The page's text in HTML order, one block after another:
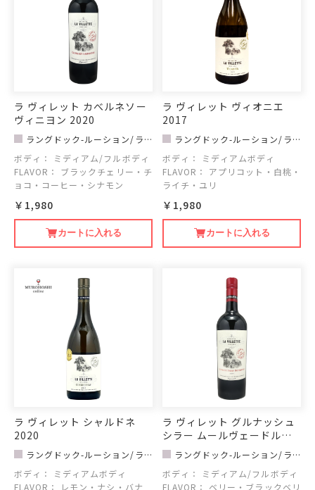
ラ ヴィレット カべルネソー
ヴィニヨン 2020
ラングドック-ルーション/ラ
ヴィレット
ボディ：
ミディアム/フルボディ
FLAVOR：
ブラックチェリー・チ
ョコ・コーヒー・シナモン
￥1,980
カートに入れる
ラ ヴィレット ヴィオニエ
2017
ラングドック-ルーション/ラ
ヴィレット
ボディ：
ミディアムボディ
FLAVOR：
アプリコット・白桃・
ライチ・ユリ
￥1,980
カートに入れる
ラ ヴィレット シャルドネ
2020
ラングドック-ルーション/ラ
ヴィレット
ボディ：
ミディアムボディ
FLAVOR：
レモン・ナシ・バナ
ラ ヴィレット グルナッシュ
シラー ムールヴェードル
2019ラングドック-ルーション/ラ
ヴィレット
ボディ：
ミディアム/フルボディ
FLAVOR：
ベリー・ブラックベリ